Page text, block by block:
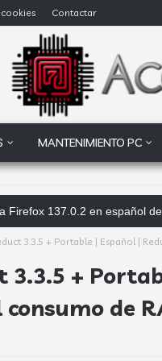
Contactar
MANTENIMIENTO PC
Firefox 137.0.2 en español de
3.3.5 + Portable | Español |
3.3.5 +
de